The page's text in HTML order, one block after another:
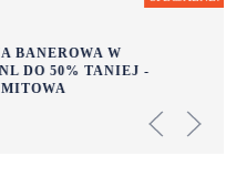
BANEROWA W
DO 50% TANIEJ -